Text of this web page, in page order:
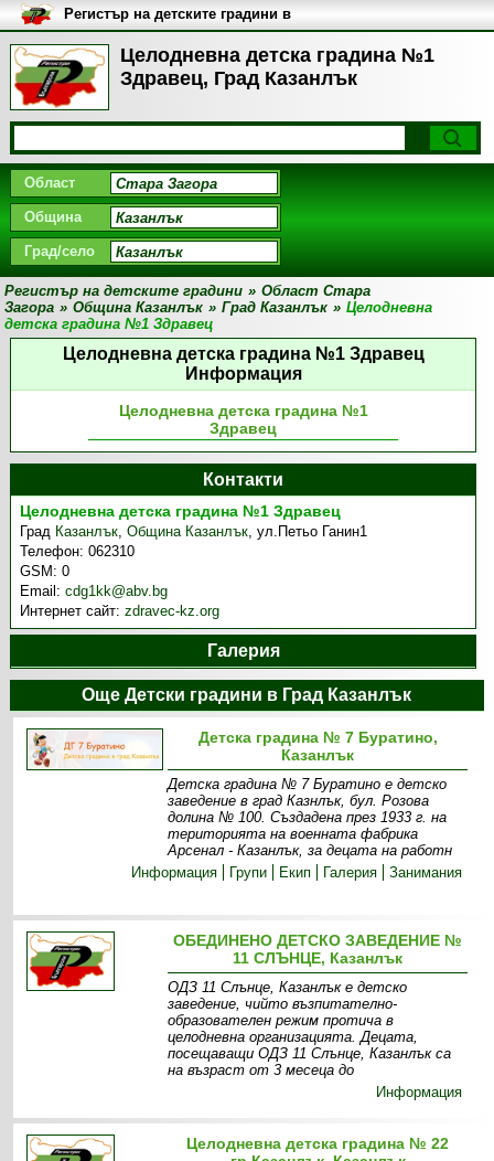
Целодневна детска градина №1
Здравец, Град Казанлък
Регистър на детските градини в
България
Област
Община
Град/село
Регистър на детските градини » Област Стара
Загора » Община Казанлък » Град Казанлък » Целодневна
детска градина №1 Здравец
Целодневна детска градина №1 Здравец
Информация
Целодневна детска градина №1
Здравец
Контакти
Целодневна детска градина №1 Здравец
Град Казанлък,Община Казанлък,ул.Петьо Ганин1
Телефон:062310
GSM:0
Email:cdg1kk@abv.bg
Интернет сайт:zdravec-kz.org
Галерия
Още Детски градини в Град Казанлък
Детска градина № 7 Буратино,
Казанлък
Детска градина № 7 Буратино е детско
заведение в град Казнлък, бул. Розова
долина № 100. Създадена през 1933 г. на
територията на военната фабрика
Арсенал - Казанлък, за децата на работн
Информация
Групи Екип Галерия Занимания
ОБЕДИНЕНО ДЕТСКО ЗАВЕДЕНИЕ №
11 СЛЪНЦЕ, Казанлък
ОДЗ 11 Слънце, Казанлък е детско
заведение, чийто възпитателно-
образователен режим протича в
целодневна организацията. Децата,
посещаващи ОДЗ 11 Слънце, Казанлък са
на възраст от 3 месеца до
Информация
Целодневна детска градина № 22